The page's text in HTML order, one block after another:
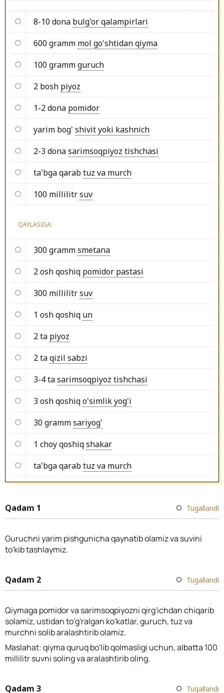
8-10 dona bulg'or qalampirlari
600 gramm mol go'shtidan qiyma
100 grammguruch
2 bosh piyoz
1-2 dona pomidor
yarim bog' shivit yoki kashnich
2-3 donasarimsoqpiyoz tishchasi
ta'bga qarabtuz va murch
100 millilitrsuv
QAYLASIGA:
300 grammsmetana
2 osh qoshiq pomidor pastasi
300 millilitrsuv
1 osh qoshiq un
2 ta piyoz
2 taqizil sabzi
3-4 tasarimsoqpiyoz tishchasi
3 osh qoshiqo'simlik yog'i
30 grammsariyog'
1 choy qoshiqshakar
ta'bga qarabtuz va murch
Qadam 1 Tugallandi
Guruchni yarim pishgunicha qaynatib olamiz va suvini
to'kib tashlaymiz.
Qadam 2 Tugallandi
Qiymaga pomidor va sarimsoqpiyozni qirg'ichdan chiqarib
solamiz, ustidan to'g'ralgan ko'katlar, guruch, tuz va
murchni solib aralashtirib olamiz.
Maslahat: qiyma quruq bo'lib qolmasligi uchun, albatta 100
millilitr suvni soling va aralashtirib oling.
Qadam 3 Tugallandi